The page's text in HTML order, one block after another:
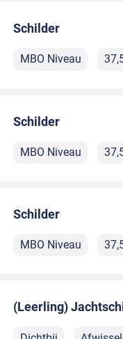
Schilder
MBO Niveau
Schilder
MBO Niveau
Schilder
MBO Niveau
(Leerling)